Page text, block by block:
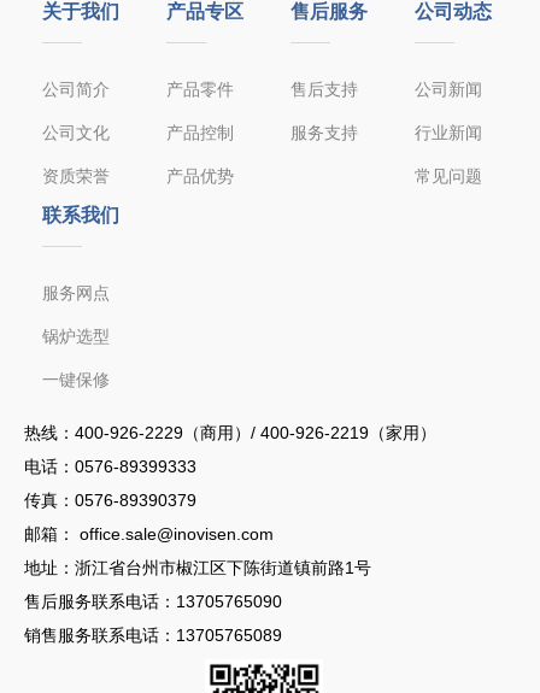
关于我们
公司简介
公司文化
资质荣誉
产品专区
产品零件
产品控制
产品优势
售后服务
售后支持
服务支持
公司动态
公司新闻
行业新闻
常见问题
联系我们
服务网点
锅炉选型
一键保修
热线： 400-926-2229（商用）/ 400-926-2219（家用）
电话： 0576-89399333
传真：0576-89390379
邮箱：
office.sale@inovisen.com
地址：浙江省台州市椒江区下陈街道镇前路1号
售后服务联系电话： 13705765090
销售服务联系电话：13705765089